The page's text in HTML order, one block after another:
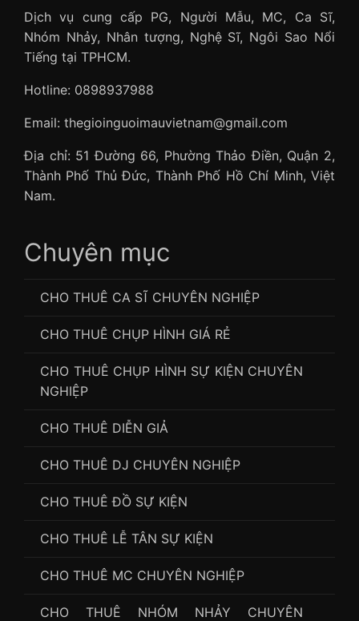
Dịch vụ cung cấp PG, Người Mẫu, MC, Ca Sĩ,
Nhóm Nhảy, Nhân tượng, Nghệ Sĩ, Ngôi Sao Nổi
Tiếng tại TPHCM.
Hotline: 0898937988
Email: thegioinguoimauvietnam@gmail.com
Địa chỉ: 51 Đường 66, Phường Thảo Điền, Quận 2,
Thành Phố Thủ Đức, Thành Phố Hồ Chí Minh, Việt
Nam.
Chuyên mục
CHO THUÊ CA SĨ CHUYÊN NGHIỆP
CHO THUÊ CHỤP HÌNH GIÁ RẺ
CHO THUÊ CHỤP HÌNH SỰ KIỆN CHUYÊN
NGHIỆP
CHO THUÊ DIỄN GIẢ
CHO THUÊ DJ CHUYÊN NGHIỆP
CHO THUÊ ĐỒ SỰ KIỆN
CHO THUÊ LỄ TÂN SỰ KIỆN
CHO THUÊ MC CHUYÊN NGHIỆP
CHO THUÊ NHÓM NHẢY CHUYÊN